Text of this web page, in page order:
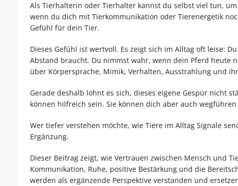
Als Tierhalterin oder Tierhalter kannst du selbst viel tun,
wenn du dich mit Tierkommunikation oder Tierenergetik
Gefühl für dein Tier.
Dieses Gefühl ist wertvoll. Es zeigt sich im Alltag oft leise:
Abstand braucht. Du nimmst wahr, wenn dein Pferd heute
über Körpersprache, Mimik, Verhalten, Ausstrahlung und
Gerade deshalb lohnt es sich, dieses eigene Gespür nicht
können hilfreich sein. Sie können dich aber auch
Wer tiefer verstehen möchte, wie Tiere im Alltag Signale
Ergänzung.
Dieser Beitrag zeigt, wie Vertrauen zwischen Mensch und
Kommunikation, Ruhe, positive Bestärkung und die
werden als ergänzende Perspektive verstanden und